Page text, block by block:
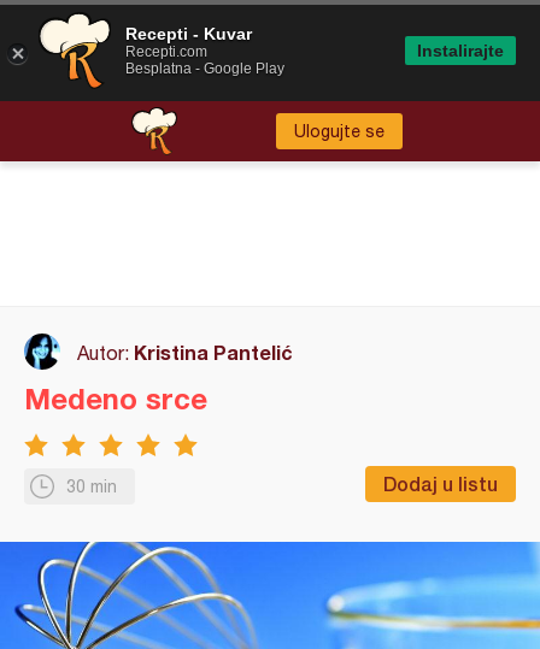
Ulogujte se
Autor: Kristina Pantelić
30 min Dodaj u listu
Medeno srce
Recepti - Kuvar
Recepti.com
Besplatna - Google Play
Instalirajte